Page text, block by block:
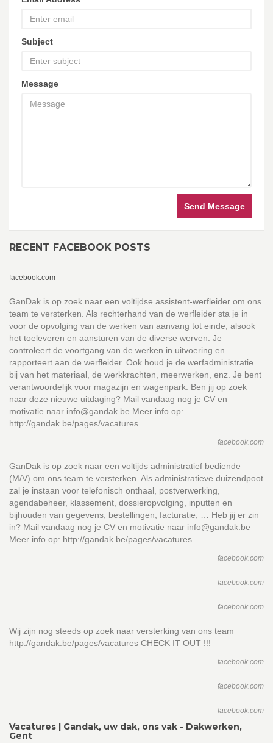
Subject
Message
Send Message
RECENT FACEBOOK POSTS
facebook.com
GanDak is op zoek naar een voltijdse assistent-werfleider om ons
team te versterken. Als rechterhand van de werfleider sta je in
voor de opvolging van de werken van aanvang tot einde, alsook
het toeleveren en aansturen van de diverse werven. Je
controleert de voortgang van de werken in uitvoering en
rapporteert aan de werfleider. Ook houd je de werfadministratie
bij van het materiaal, de werkkrachten, meerwerken, enz. Je bent
verantwoordelijk voor magazijn en wagenpark. Ben jij op zoek
naar deze nieuwe uitdaging? Mail vandaag nog je CV en
motivatie naar info@gandak.be Meer info op:
http://gandak.be/pages/vacatures
facebook.com
GanDak is op zoek naar een voltijds administratief bediende
(M/V) om ons team te versterken. Als administratieve duizendpoot
zal je instaan voor telefonisch onthaal, postverwerking,
agendabeheer, klassement, dossieropvolging, inputten en
bijhouden van gegevens, bestellingen, facturatie, … Heb jij er zin
in? Mail vandaag nog je CV en motivatie naar info@gandak.be
Meer info op: http://gandak.be/pages/vacatures
facebook.com
facebook.com
facebook.com
Wij zijn nog steeds op zoek naar versterking van ons team
http://gandak.be/pages/vacatures CHECK IT OUT !!!
facebook.com
facebook.com
facebook.com
Vacatures | Gandak, uw dak, ons vak - Dakwerken,
Gent